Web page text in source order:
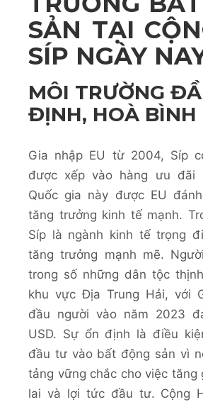
SẢN TẠI
SÍP NGÀY
MÔI TRƯỜNG
ĐỊNH, HOÀ BÌNH
Gia nhập EU từ 2004, Síp
được xếp vào hàng ưu đãi
Quốc gia này được EU
tăng trưởng kinh tế mạnh.
Síp là ngành kinh tế trọng
tăng trưởng mạnh mẽ.
trong số những dân tộc
khu vực Địa Trung Hải, với
đầu người vào năm 2023
USD. Sự ổn định là điều
đầu tư vào bất động sản vì
tảng vững chắc cho việc tăng
lai và lợi tức đầu tư. Cộng